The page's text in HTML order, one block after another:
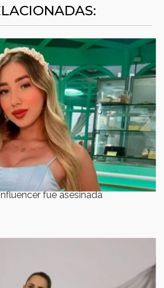
fue asesinada